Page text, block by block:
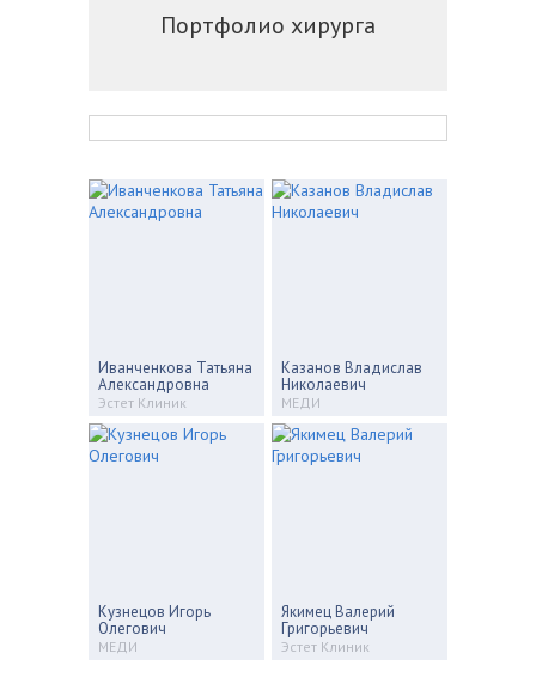
Портфолио хирурга
Иванченкова Татьяна
Александровна
Эстет Клиник
Казанов Владислав
Николаевич
МЕДИ
Кузнецов Игорь
Олегович
МЕДИ
Якимец Валерий
Григорьевич
Эстет Клиник